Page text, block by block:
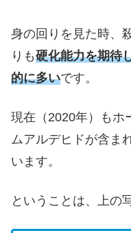
身の回りを見た時、
りも硬化能力を期待
的に多いです。
現在（2020年）もホ
ムアルデヒドが含ま
います。
ということは、上の